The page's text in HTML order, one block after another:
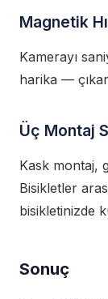
Magnetik
Kamerayı
harika —
Üç Montaj
Kask montaj,
Bisikletler
bisikletinizde
Sonuç